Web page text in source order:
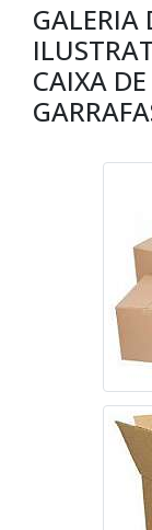
GALERIA
CAIXA